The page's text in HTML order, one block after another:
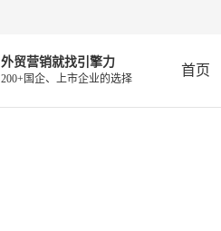
外贸营销就找引擎力
200+国企、上市企业的选择
首页